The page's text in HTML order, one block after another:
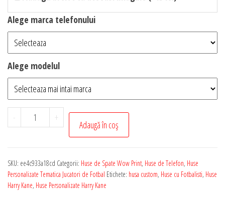
Alege marca telefonului
Alege modelul
-
Cantitate
Husa
Personalizata
cu
+
Adaugă în coș
SKU: ee4c933a18cd Categorii: Huse de Spate Wow Print, Huse de Telefon, Huse
Personalizate Tematica Jucatori de Fotbal Etichete: husa custom, Huse cu Fotbalisti, Huse
Harry Kane, Huse Personalizate Harry Kane